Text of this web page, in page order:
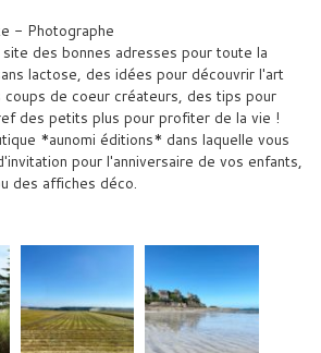
- Photographe
des bonnes adresses pour toute la
lactose, des idées pour découvrir l'art
coups de coeur créateurs, des tips pour
des petits plus pour profiter de la vie !
*aunomi éditions* dans laquelle vous
pour l'anniversaire de vos enfants,
des affiches déco.